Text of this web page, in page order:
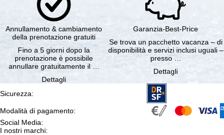
Annullamento & cambiamento
della prenotazione gratuiti
Fino a 5 giorni dopo la
prenotazione è possibile
annullare gratuitamente il …
Dettagli
Garanzia-Best-Price
Se trova un pacchetto vacanza – di
disponibilità e servizi inclusi uguali –
presso …
Dettagli
Sicurezza:
Modalità di pagamento:
Social Media:
I nostri marchi: